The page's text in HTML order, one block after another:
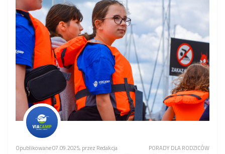
Opublikowane 07.09.2025, przez Redakcja PORADY DLA RODZICÓW